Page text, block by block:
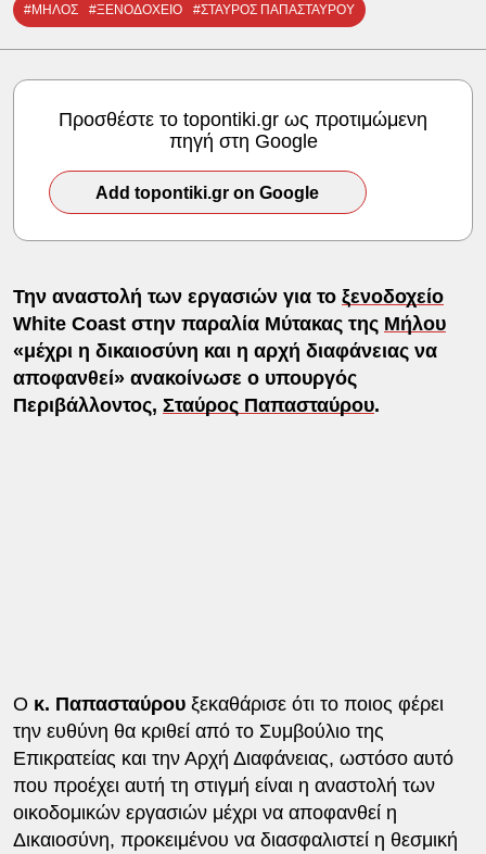
#ΜΗΛΟΣ #ΞΕΝΟΔΟΧΕΙΟ #ΣΤΑΥΡΟΣ ΠΑΠΑΣΤΑΥΡΟΥ
Προσθέστε το topontiki.gr ως προτιμώμενη
πηγή στη Google
Add topontiki.gr on Google
Την αναστολή των εργασιών για το ξενοδοχείο
White Coast στην παραλία Μύτακας της Μήλου
«μέχρι η δικαιοσύνη και η αρχή διαφάνειας να
αποφανθεί» ανακοίνωσε ο υπουργός
Περιβάλλοντος, Σταύρος Παπασταύρου.
Ο κ. Παπασταύρουξεκαθάρισε ότι το ποιος φέρει
την ευθύνη θα κριθεί από το Συμβούλιο της
Επικρατείας και την Αρχή Διαφάνειας, ωστόσο αυτό
που προέχει αυτή τη στιγμή είναι η αναστολή των
οικοδομικών εργασιών μέχρι να αποφανθεί η
Δικαιοσύνη, προκειμένου να διασφαλιστεί η θεσμική